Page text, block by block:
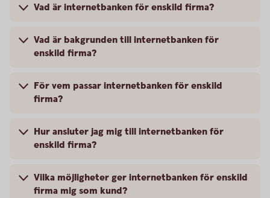
Vad är internetbanken för enskild firma?
Vad är bakgrunden till internetbanken för
enskild firma?
För vem passar internetbanken för enskild
firma?
Hur ansluter jag mig till internetbanken för
enskild firma?
Vilka möjligheter ger internetbanken för enskild
firma mig som kund?